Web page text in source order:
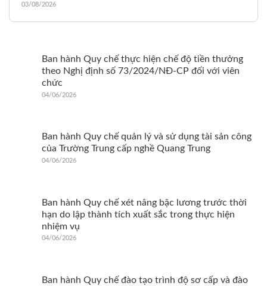
03/08/2026
Ban hành Quy chế thực hiện chế độ tiền thưởng
theo Nghị định số 73/2024/NĐ-CP đối với viên
chức
04/06/2026
Ban hành Quy chế quản lý và sử dụng tài sản công
của Trường Trung cấp nghề Quang Trung
04/06/2026
Ban hành Quy chế xét nâng bậc lương trước thời
hạn do lập thành tích xuất sắc trong thực hiện
nhiệm vụ
04/06/2026
Ban hành Quy chế đào tạo trình độ sơ cấp và đào